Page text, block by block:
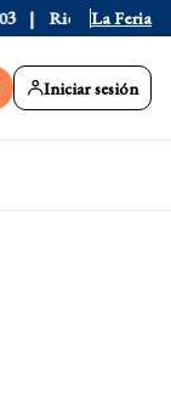
Riesgo País 408
La Feria
Iniciar sesión